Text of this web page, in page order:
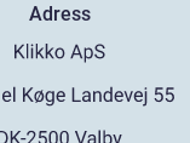
Adress